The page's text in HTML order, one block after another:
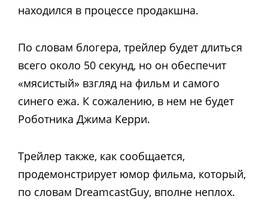
находился в процессе продакшна.
По словам блогера, трейлер будет длиться
всего около 50 секунд, но он обеспечит
«мясистый» взгляд на фильм и самого
синего ежа. К сожалению, в нем не будет
Роботника Джима Керри.
Трейлер также, как сообщается,
продемонстрирует юмор фильма, который,
по словам DreamcastGuy, вполне неплох.